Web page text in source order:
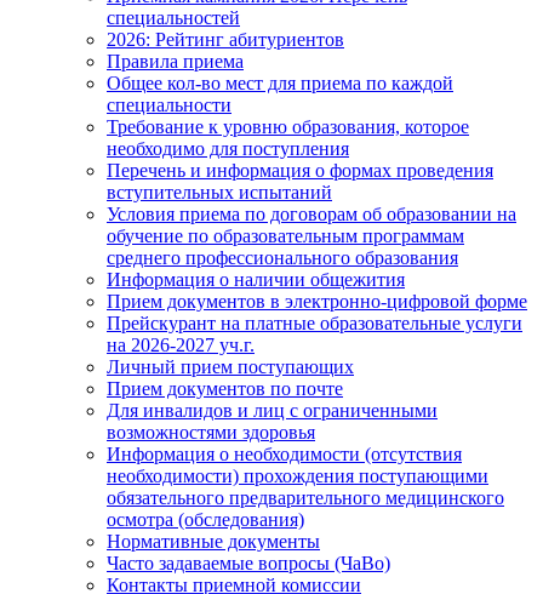
специальностей
2026: Рейтинг абитуриентов
Правила приема
Общее кол-во мест для приема по каждой
специальности
Требование к уровню образования, которое
необходимо для поступления
Перечень и информация о формах проведения
вступительных испытаний
Условия приема по договорам об образовании на
обучение по образовательным программам
среднего профессионального образования
Информация о наличии общежития
Прием документов в электронно-цифровой форме
Прейскурант на платные образовательные услуги
на 2026-2027 уч.г.
Личный прием поступающих
Прием документов по почте
Для инвалидов и лиц с ограниченными
возможностями здоровья
Информация о необходимости (отсутствия
необходимости) прохождения поступающими
обязательного предварительного медицинского
осмотра (обследования)
Нормативные документы
Часто задаваемые вопросы (ЧаВо)
Контакты приемной комиссии